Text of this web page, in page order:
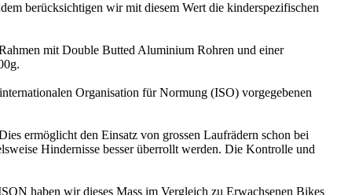
berücksichtigen wir mit diesem Wert die kinderspezifischen
mit Double Butted Aluminium Rohren und einer
Organisation für Normung (ISO) vorgegebenen
ermöglicht den Einsatz von grossen Laufrädern schon bei
Hindernisse besser überrollt werden. Die Kontrolle und
haben wir dieses Mass im Vergleich zu Erwachsenen Bikes